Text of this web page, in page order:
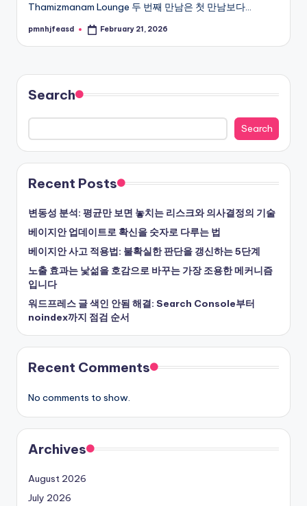
Thamizmanam Lounge 두 번째 만남은 첫 만남보다…
Posted
pmnhjfeasd February 21, 2026
Search
Search
Recent Posts
변동성 분석: 평균만 보면 놓치는 리스크와 의사결정의 기술
베이지안 업데이트로 확신을 숫자로 다루는 법
베이지안 사고 적용법: 불확실한 판단을 갱신하는 5단계
노출 효과는 낯섦을 호감으로 바꾸는 가장 조용한 메커니즘
입니다
워드프레스 글 색인 안됨 해결: Search Console부터
noindex까지 점검 순서
Recent Comments
No comments to show.
Archives
August 2026
July 2026